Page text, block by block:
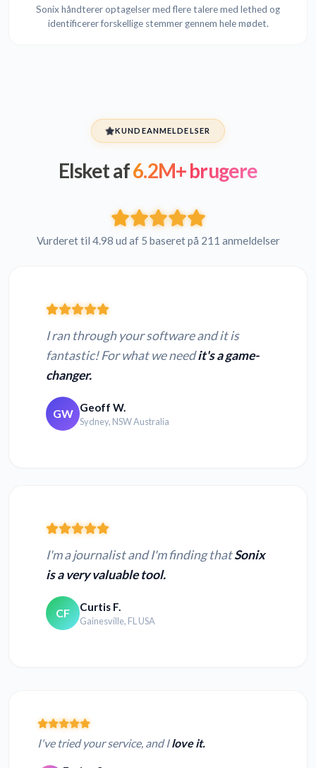
Sonix håndterer optagelser med flere talere med lethed og
identificerer forskellige stemmer gennem hele mødet.
KUNDEANMELDELSER
Elsket af6.2M+ brugere
Vurderet til 4.98 ud af 5 baseret på 211 anmeldelser
I ran through your software and it is
fantastic! For what we needit's a game-
changer.
GW Geoff W.
Sydney, NSW Australia
I'm a journalist and I'm finding thatSonix
is a very valuable tool.
CF Curtis F.
Gainesville, FL USA
I've tried your service, and Ilove it.